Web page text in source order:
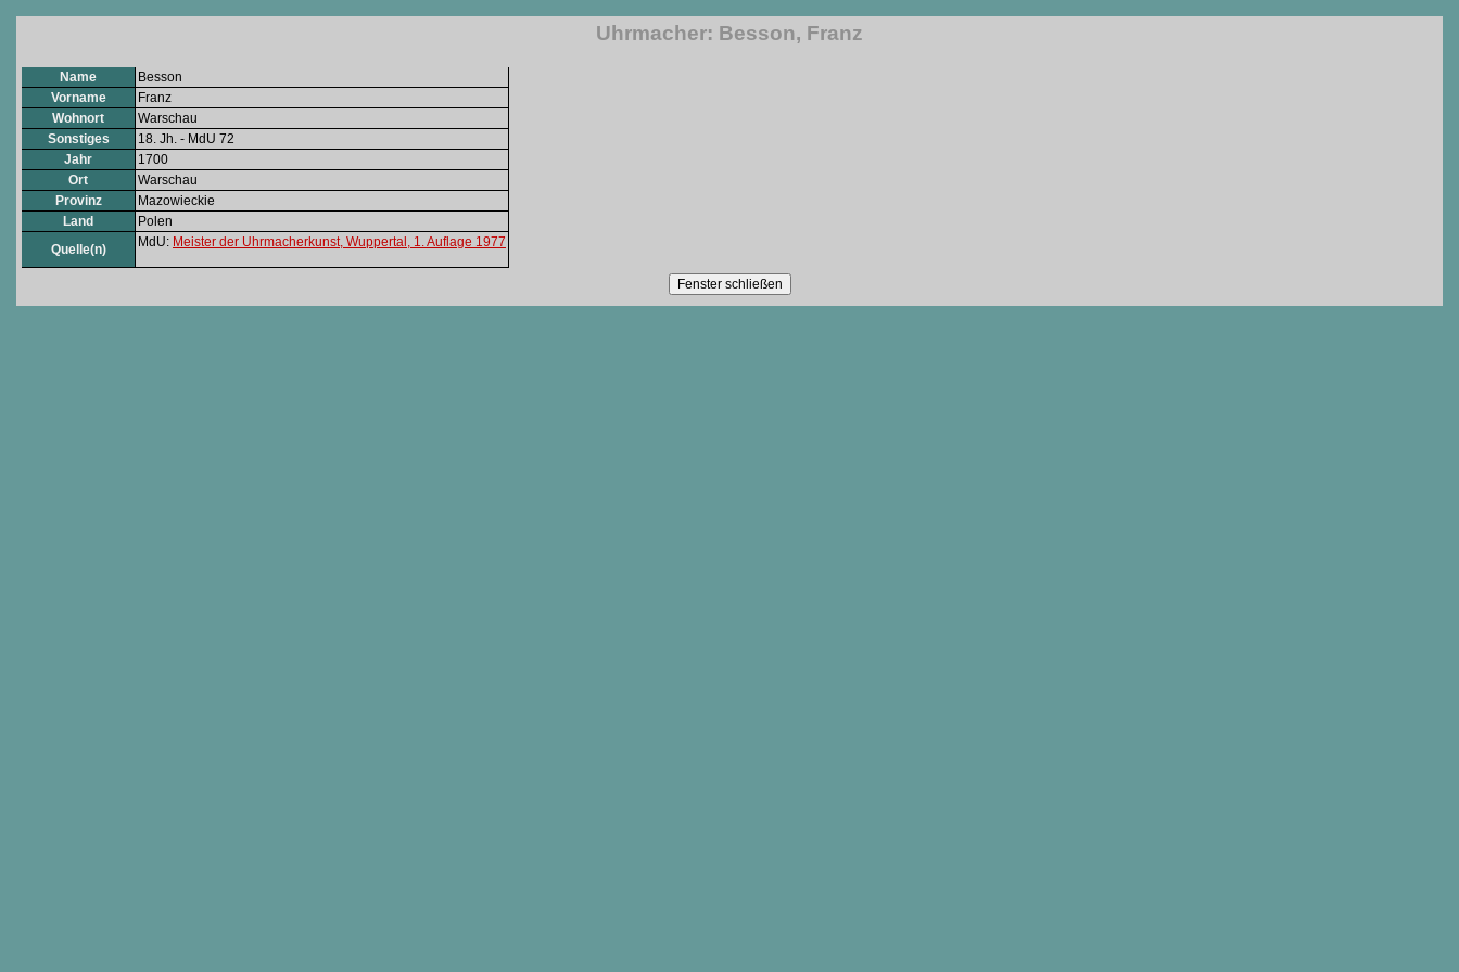
Uhrmacher: Besson, Franz
Name
Besson
Vorname
Franz
Wohnort
Warschau
Sonstiges
18. Jh. - MdU 72
Jahr
1700
Ort
Warschau
Provinz
Mazowieckie
Land
Polen
Quelle(n)
MdU: Meister der Uhrmacherkunst, Wuppertal, 1. Auflage 1977